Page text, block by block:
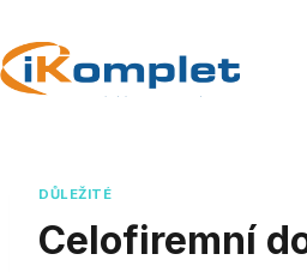
to
content
DŮLEŽITÉ
Celofiremní